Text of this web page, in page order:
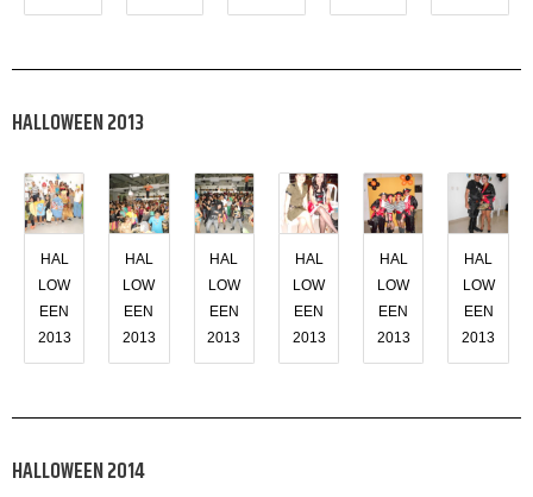
HALLOWEEN 2013
HAL
LOW
EEN
2013
HAL
LOW
EEN
2013
HAL
LOW
EEN
2013
HAL
LOW
EEN
2013
HAL
LOW
EEN
2013
HAL
LOW
EEN
2013
HALLOWEEN 2014